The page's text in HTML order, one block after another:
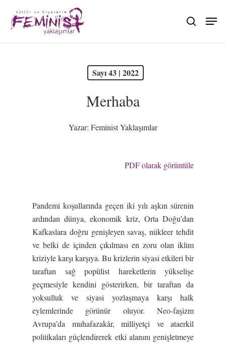
main
search
Sayı 43 | 2022
Merhaba
Yazar: Feminist Yaklaşımlar
PDF olarak görüntüle
Pandemi koşullarında geçen iki yılı aşkın sürenin
ardından dünya, ekonomik kriz, Orta Doğu’dan
Kafkaslara doğru genişleyen savaş, nükleer tehdit
ve belki de içinden çıkılması en zoru olan iklim
kriziyle karşı karşıya. Bu krizlerin siyasi etkileri bir
taraftan sağ popülist hareketlerin yükselişe
geçmesiyle kendini gösterirken, bir taraftan da
yoksulluk ve siyasi yozlaşmaya karşı halk
eylemlerinde görünür oluyor. Neo-faşizm
Avrupa’da muhafazakâr, milliyetçi ve ataerkil
politikaları güçlendirerek etki alanını genişletmeye